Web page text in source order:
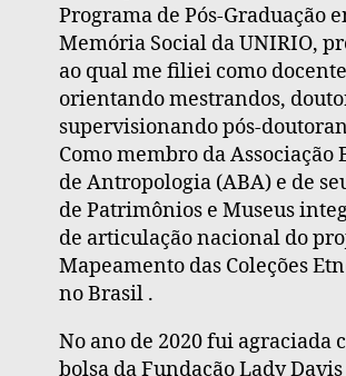
Programa de Pós-Graduação
Memória Social da UNIRIO,
ao qual me filiei como
orientando mestrandos,
supervisionando pós-
Como membro da Associação
de Antropologia (ABA) e de
de Patrimônios e Museus
de articulação nacional do
Mapeamento das Coleções
no Brasil .
No ano de 2020 fui agraciada
bolsa da Fundação Lady